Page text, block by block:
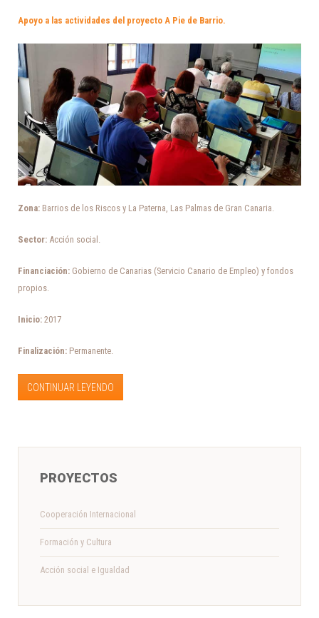
Apoyo a las actividades del proyecto A Pie de Barrio.
Zona: Barrios de los Riscos y La Paterna, Las Palmas de Gran Canaria.
Sector: Acción social.
Financiación: Gobierno de Canarias (Servicio Canario de Empleo) y fondos
propios.
Inicio: 2017
Finalización: Permanente.
CONTINUAR LEYENDO
PROYECTOS
Cooperación Internacional
Formación y Cultura
Acción social e Igualdad